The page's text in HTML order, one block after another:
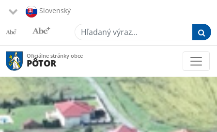
Slovenský
Hľadaný výraz...
Oficiálne stránky obce
PÔTOR